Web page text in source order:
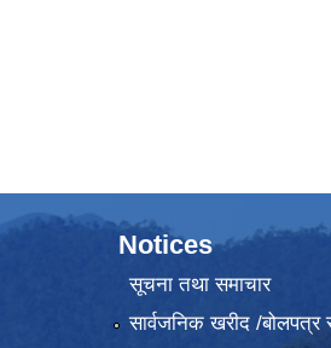
Notices
सूचना तथा समाचार
सार्वजनिक खरीद /बोलपत्र